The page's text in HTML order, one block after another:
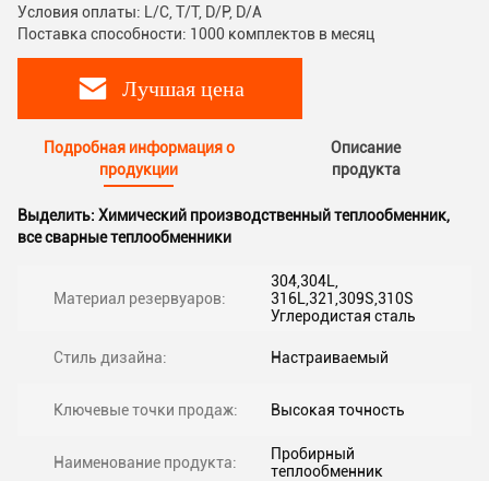
Условия оплаты: L/C, T/T, D/P, D/A
Поставка способности: 1000 комплектов в месяц
Лучшая цена
Подробная информация о
продукции
Описание
продукта
Выделить: Химический производственный теплообменник,
все сварные теплообменники
Материал резервуаров:
304,304L,
316L,321,309S,310S
Углеродистая сталь
Стиль дизайна: Настраиваемый
Ключевые точки продаж: Высокая точность
Наименование продукта:
Пробирный
теплообменник